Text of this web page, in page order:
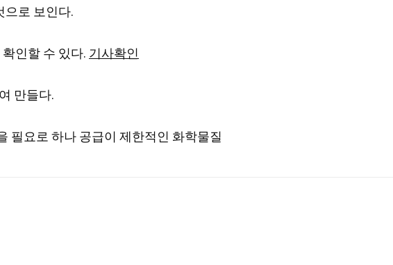
으로 보인다.
인할 수 있다. 기사확인
만들다.
필요로 하나 공급이 제한적인 화학물질